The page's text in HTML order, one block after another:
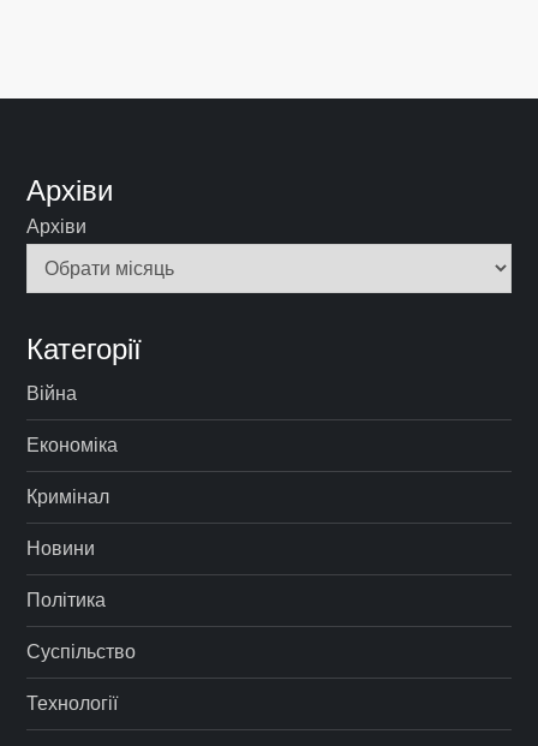
Архіви
Архіви
Категорії
Війна
Економіка
Кримінал
Новини
Політика
Суспільство
Технології